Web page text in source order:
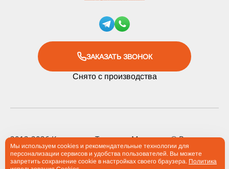
ЗАКАЗАТЬ ЗВОНОК
Снято с производства
2012-2026 Компания «Тульские Машины» ® Все права
защищены
Мы используем cookies и рекомендательные технологии для
персонализации сервисов и удобства пользователей. Вы можете
запретить сохранение cookie в настройках своего браузера. Политика